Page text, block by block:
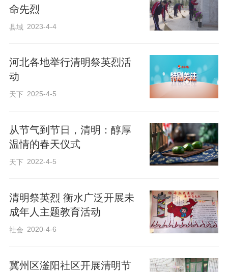
命先烈
县域 2023-4-4
河北各地举行清明祭英烈活
动
天下 2025-4-5
从节气到节日，清明：醇厚
温情的春天仪式
天下 2022-4-5
清明祭英烈 衡水广泛开展未
成年人主题教育活动
社会 2020-4-6
冀州区滏阳社区开展清明节